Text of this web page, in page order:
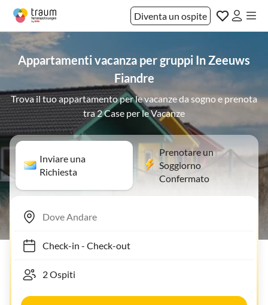
Diventa un ospite
Appartamenti vacanza per gruppi In Zeeuws
Fiandre
Trova il tuo appartamento per le vacanze da sogno e prenota
tra 2 Case per le Vacanze
Inviare una
Richiesta
Prenotare un
Soggiorno
Confermato
Check-in- Check-out